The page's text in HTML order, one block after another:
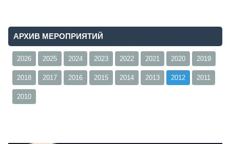
АРХИВ МЕРОПРИЯТИЙ
2026 2025 2024 2023 2022 2021 2020 2019
2018 2017 2016 2015 2014 2013 2012 2011
2010